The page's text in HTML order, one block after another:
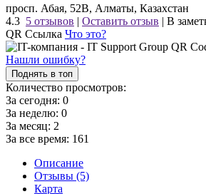
просп. Абая, 52В, Алматы, Казахстан
4.3 5 отзывов | Оставить отзыв | В
QR Ссылка Что это?
Нашли ошибку?
Поднять в топ
Количество просмотров:
За сегодня: 0
За неделю: 0
За месяц: 2
За все время: 161
Описание
Отзывы (5)
Карта